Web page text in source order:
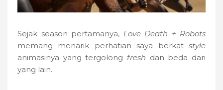
Sejak season pertamanya, Love Death + Robots
memang menarik perhatian saya berkat style
animasinya yang tergolong fresh dan beda dari
yang lain.